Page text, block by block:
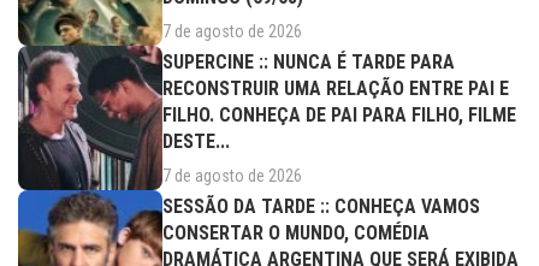
7 de agosto de 2026
SUPERCINE :: NUNCA É TARDE PARA
RECONSTRUIR UMA RELAÇÃO ENTRE PAI E
FILHO. CONHEÇA DE PAI PARA FILHO, FILME
DESTE...
7 de agosto de 2026
SESSÃO DA TARDE :: CONHEÇA VAMOS
CONSERTAR O MUNDO, COMÉDIA
DRAMÁTICA ARGENTINA QUE SERÁ EXIBIDA